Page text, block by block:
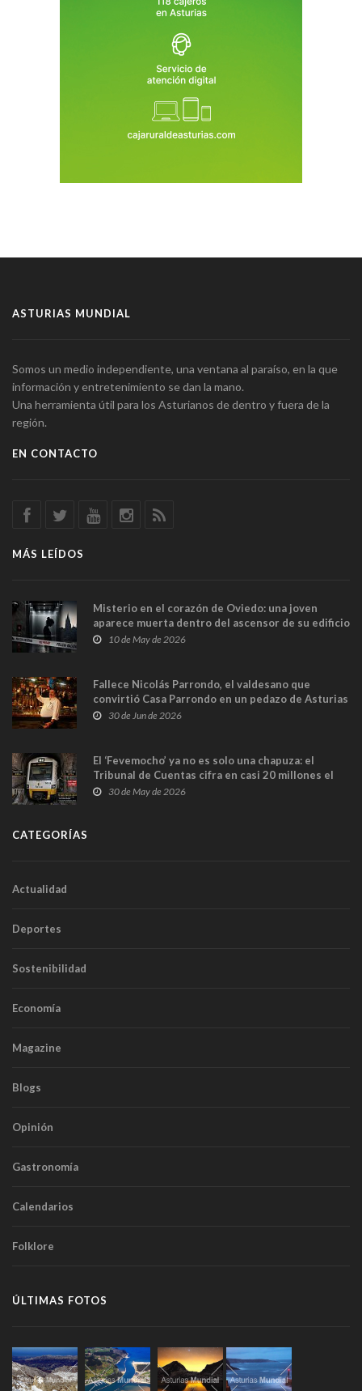
ASTURIAS MUNDIAL
Somos un medio independiente, una ventana al paraíso, en la que
información y entretenimiento se dan la mano.
Una herramienta útil para los Asturianos de dentro y fuera de la
región.
EN CONTACTO
MÁS LEÍDOS
Misterio en el corazón de Oviedo: una joven
aparece muerta dentro del ascensor de su edificio
y las cámaras captan sus últimos minutos
10 de May de 2026
Fallece Nicolás Parrondo, el valdesano que
convirtió Casa Parrondo en un pedazo de Asturias
en Madrid
30 de Jun de 2026
El ‘Fevemocho’ ya no es solo una chapuza: el
Tribunal de Cuentas cifra en casi 20 millones el
sobrecoste de los trenes que no cabían por los
30 de May de 2026
CATEGORÍAS
Actualidad
Deportes
Sostenibilidad
Economía
Magazine
Blogs
Opinión
Gastronomía
Calendarios
Folklore
ÚLTIMAS FOTOS